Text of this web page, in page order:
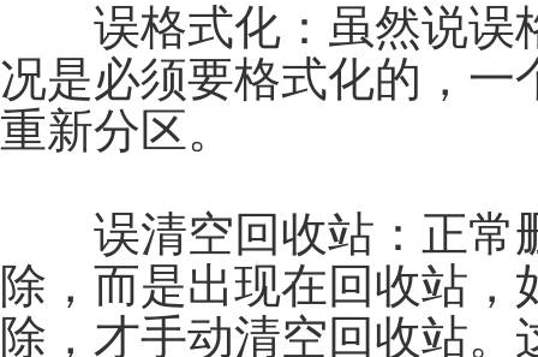
误格式化：虽然说误
况是必须要格式化的，一
重新分区。
误清空回收站：正常
除，而是出现在回收站
除，才手动清空回收站